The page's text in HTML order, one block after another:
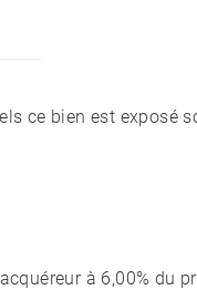
ce bien est exposé
à 6,00% du